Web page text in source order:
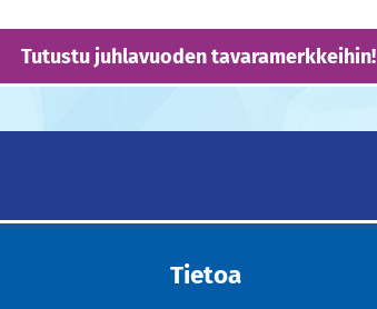
Tutustu juhlavuoden tavaramerkkeihin!
Tietoa